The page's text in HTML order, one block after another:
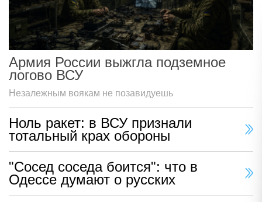
Армия России выжгла подземное
логово ВСУ
Незалежным воякам не позавидуешь
Ноль ракет: в ВСУ признали
тотальный крах обороны
"Сосед соседа боится": что в
Одессе думают о русских